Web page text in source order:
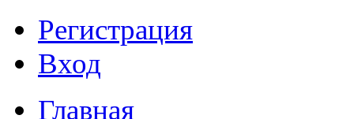
Регистрация
Вход
Главная